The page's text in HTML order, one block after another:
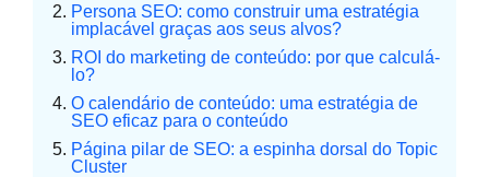
Persona SEO: como construir uma estratégia
implacável graças aos seus alvos?
ROI do marketing de conteúdo: por que calculá-
lo?
O calendário de conteúdo: uma estratégia de
SEO eficaz para o conteúdo
Página pilar de SEO: a espinha dorsal do Topic
Cluster